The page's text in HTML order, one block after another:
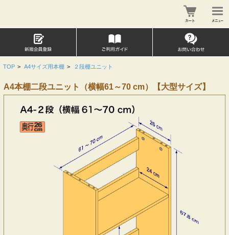
TOP > A4サイズ用本棚 > ２段棚ユニット
A4本棚二段ユニット（横幅61～70 cm）【大型サイズ】